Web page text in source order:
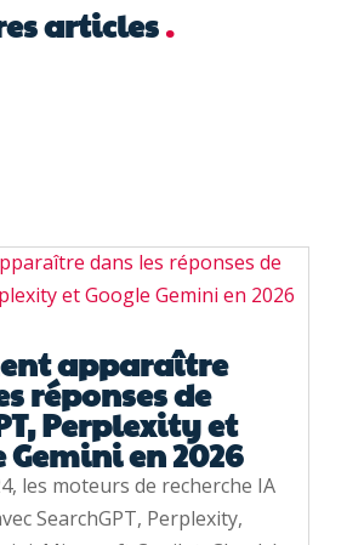
articles.
apparaître
réponses de
Perplexity et
Gemini en 2026
les moteurs de recherche IA
SearchGPT, Perplexity,